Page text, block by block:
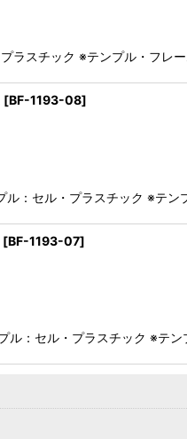
ラスチック ※テンプル・フレ
[BF-1193-08]
：セル・プラスチック ※テ
[BF-1193-07]
ル：セル・プラスチック ※テ